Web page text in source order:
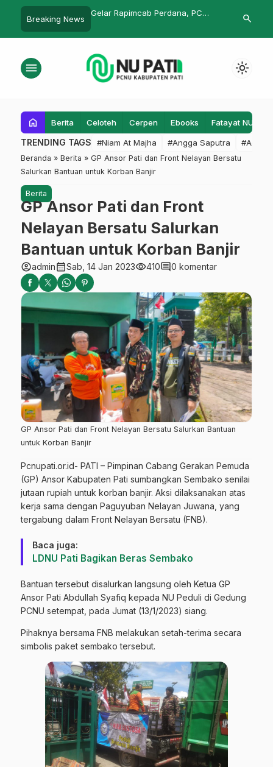
Breaking News
Gelar Rapimcab Perdana, PC
dan Evaluasi Kader
Potret
Menikmati
search
menu light_mode
home Berita Celoteh Cerpen Ebooks Fatayat NU
TRENDING TAGS #Niam At Majha #Angga Saputra #Admin
Beranda » Berita » GP Ansor Pati dan Front Nelayan Bersatu
Salurkan Bantuan untuk Korban Banjir
Berita
GP Ansor Pati dan Front
Nelayan Bersatu Salurkan
Bantuan untuk Korban Banjir
account_circleadmincalendar_monthSab, 14 Jan 2023visibility410comment0 komentar
GP Ansor Pati dan Front Nelayan Bersatu Salurkan Bantuan
untuk Korban Banjir
Pcnupati.or.id- PATI – Pimpinan Cabang Gerakan Pemuda
(GP) Ansor Kabupaten Pati sumbangkan Sembako senilai
jutaan rupiah untuk korban banjir. Aksi dilaksanakan atas
kerja sama dengan Paguyuban Nelayan Juwana, yang
tergabung dalam Front Nelayan Bersatu (FNB).
Baca juga:
LDNU Pati Bagikan Beras Sembako
Bantuan tersebut disalurkan langsung oleh Ketua GP
Ansor Pati Abdullah Syafiq kepada NU Peduli di Gedung
PCNU setempat, pada Jumat (13/1/2023) siang.
Pihaknya bersama FNB melakukan setah-terima secara
simbolis paket sembako tersebut.